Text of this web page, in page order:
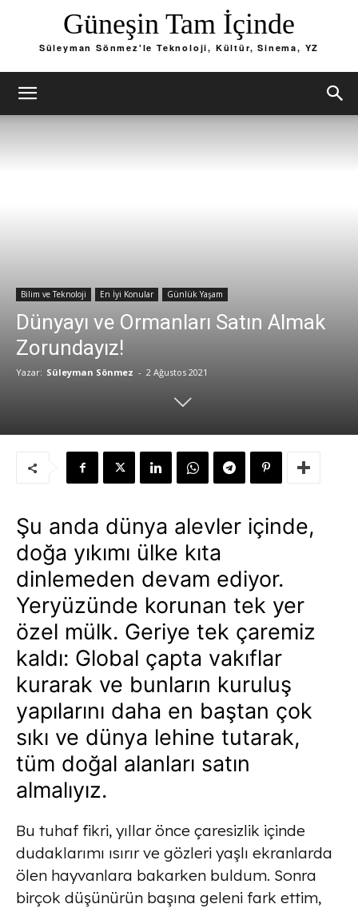
Güneşin Tam İçinde
Süleyman Sönmez'le Teknoloji, Kültür, Sinema, YZ
Bilim ve Teknoloji En İyi Konular Günlük Yaşam
Dünyayı ve Ormanları Satın Almak
Zorundayız!
Yazar: Süleyman Sönmez - 2 Ağustos 2021
Şu anda dünya alevler içinde,
doğa yıkımı ülke kıta
dinlemeden devam ediyor.
Yeryüzünde korunan tek yer
özel mülk. Geriye tek çaremiz
kaldı: Global çapta vakıflar
kurarak ve bunların kuruluş
yapılarını daha en baştan çok
sıkı ve dünya lehine tutarak,
tüm doğal alanları satın
almalıyız.
Bu tuhaf fikri, yıllar önce çaresizlik içinde
dudaklarımı ısırır ve gözleri yaşlı ekranlarda
ölen hayvanlara bakarken buldum. Sonra
birçok düşünürün başına geleni fark ettim,